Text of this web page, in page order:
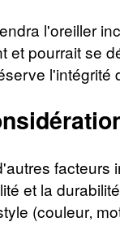
l'oreiller
et pourrait se
l'intégrité
facteurs
et la
(couleur‚